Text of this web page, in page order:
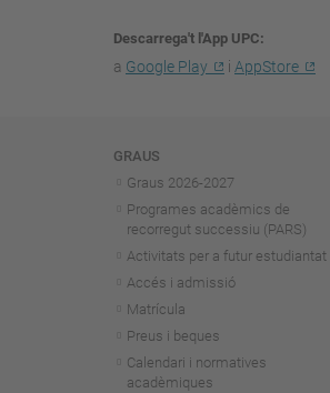
Descarrega't l'App UPC
a Google Play i AppStore
Navegació
GRAUS
Graus 2026-2027
Programes acadèmics de
recorregut successiu (PARS)
Activitats per a futur estudiantat
Accés i admissió
Matrícula
Preus i beques
Calendari i normatives
acadèmiques